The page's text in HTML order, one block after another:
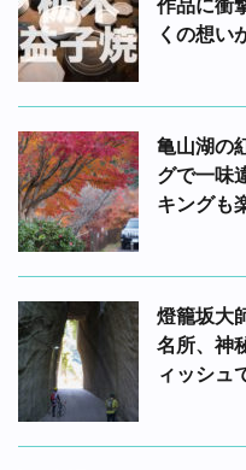
くの想い
亀山湖の
グで一味
キングも
燈籠坂大
名所、神
ィッシュ